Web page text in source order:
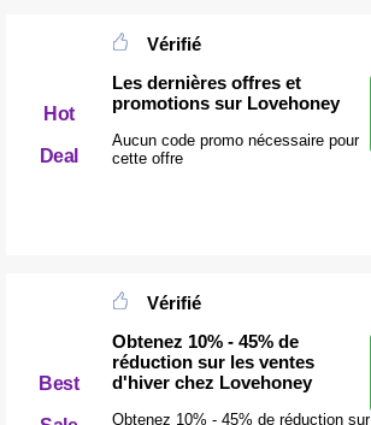
Hot
Deal
Vérifié
Les dernières offres et
promotions sur Lovehoney
Aucun code promo nécessaire pour
cette offre
Best
Vérifié
Obtenez 10% - 45% de
réduction sur les ventes
d'hiver chez Lovehoney
Obtenez 10% - 45% de réduction sur